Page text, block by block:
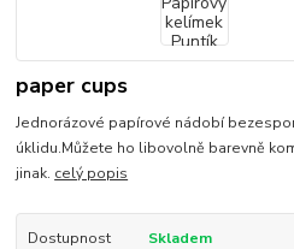
paper cups
Jednorázové papírové nádobí
úklidu.Můžete ho libovolně barevně
jinak. celý popis
Dostupnost
Skladem